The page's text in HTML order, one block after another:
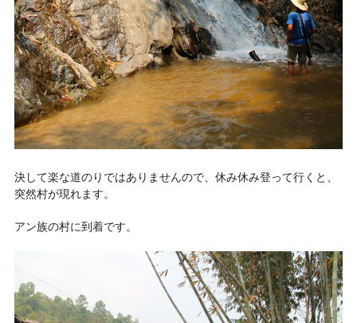
決して楽な道のりではありませんので、休み休み登って行くと、
突然村が現れます。
アン族の村に到着です。